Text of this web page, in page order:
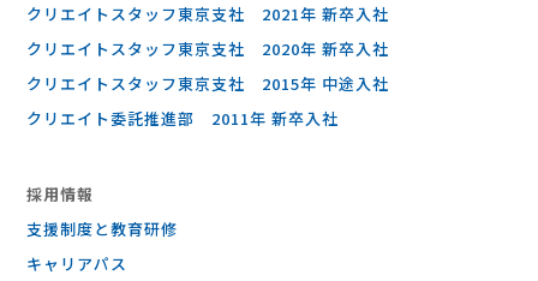
クリエイトスタッフ東京支社 2021年 新卒入社
クリエイトスタッフ東京支社 2020年 新卒入社
クリエイトスタッフ東京支社 2015年 中途入社
クリエイト委託推進部 2011年 新卒入社
採⽤情報
支援制度と教育研修
キャリアパス